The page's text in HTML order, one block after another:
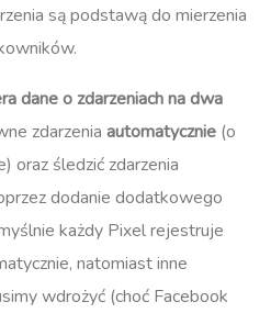
są podstawą do mierzenia
dane o zdarzeniach na dwa
zdarzenia automatycznie (o
oraz śledzić zdarzenia
dodanie dodatkowego
każdy Pixel rejestruje
natomiast inne
wdrożyć (choć Facebook